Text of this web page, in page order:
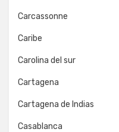
Carcassonne
Caribe
Carolina del sur
Cartagena
Cartagena de Indias
Casablanca